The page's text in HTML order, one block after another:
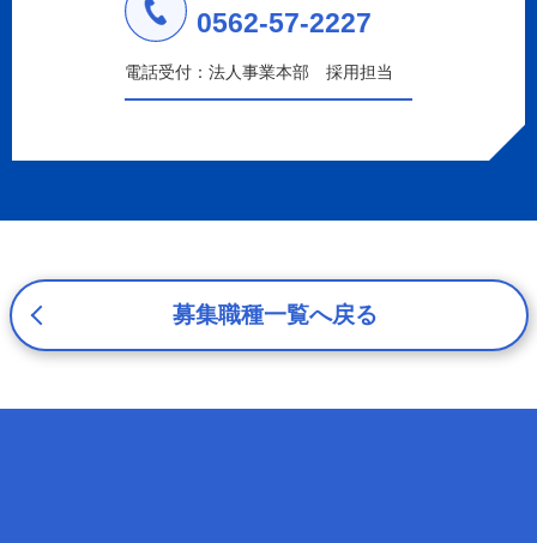
a.応募者等からのお問い合わせに対応・管理するため
b.本ウェブサイトにおけるサービスの提供・運用のため
c.重要なお知らせなど必要に応じたご連絡のため
d.上記の利用目的に付随する目的
プライバシーを尊重し、収集した個人情報に対し、開示、
間、妥当な範囲内でこれに応じます。
応募者等の個人情報の取得、利用その他一切の取り扱いに
ついて、個人情報の保護に関する法律、その他の関連法
応募者等の個人情報を正確かつ最新の内容に保つよう努め
0562-57-2227
電話受付：法人事業本部 採用担当
募集職種一覧へ戻る